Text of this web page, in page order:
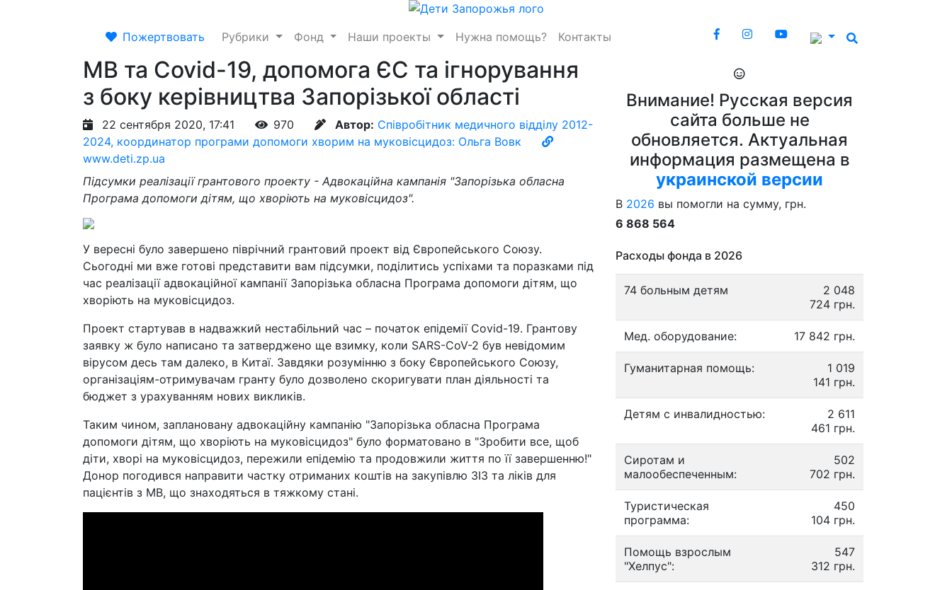
Пожертвовать Рубрики Фонд Наши проекты Нужна помощь? Контакты
МВ та Covid-19, допомога ЄС та ігнорування
з боку керівництва Запорізької області
22 сентября 2020, 17:41 970 Автор: Співробітник медичного відділу 2012-
2024, координатор програми допомоги хворим на муковісцидоз: Ольга Вовк
www.deti.zp.ua
Підсумки реалізації грантового проекту - Адвокаційна кампанія "Запорізька обласна
Програма допомоги дітям, що хворіють на муковісцидоз".
У вересні було завершено піврічний грантовий проект від Європейського Союзу.
Сьогодні ми вже готові представити вам підсумки, поділитись успіхами та поразками під
час реалізації адвокаційної кампанії Запорізька обласна Програма допомоги дітям, що
хворіють на муковісцидоз.
Проект стартував в надважкий нестабільний час – початок епідемії Covid-19. Грантову
заявку ж було написано та затверджено ще взимку, коли SARS-CoV-2 був невідомим
вірусом десь там далеко, в Китаї. Завдяки розумінню з боку Європейського Союзу,
організаціям-отримувачам гранту було дозволено скоригувати план діяльності та
бюджет з урахуванням нових викликів.
Таким чином, заплановану адвокаційну кампанію "Запорізька обласна Програма
допомоги дітям, що хворіють на муковісцидоз" було форматовано в "Зробити все, щоб
діти, хворі на муковісцидоз, пережили епідемію та продовжили життя по її завершенню!"
Донор погодився направити частку отриманих коштів на закупівлю ЗІЗ та ліків для
пацієнтів з МВ, що знаходяться в тяжкому стані.
Внимание! Русская версия
сайта больше не
обновляется. Актуальная
информация размещена в
украинской версии
В 2026 вы помогли на сумму, грн.
6 868 564
Расходы фонда в 2026
74 больным детям
2 048
724 грн.
Мед. оборудование: 17 842 грн.
Гуманитарная помощь:
1 019
141 грн.
Детям с инвалидностью:
2 611
461 грн.
Сиротам и
малообеспеченным:
502
702 грн.
Туристическая
программа:
450
104 грн.
Помощь взрослым
"Хелпус":
547
312 грн.